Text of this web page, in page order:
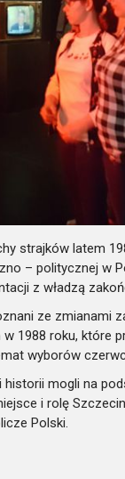
strajków latem
– politycznej w
z władzą
ze zmianami
1988 roku, które
wyborów
mogli na
i rolę
Polski.